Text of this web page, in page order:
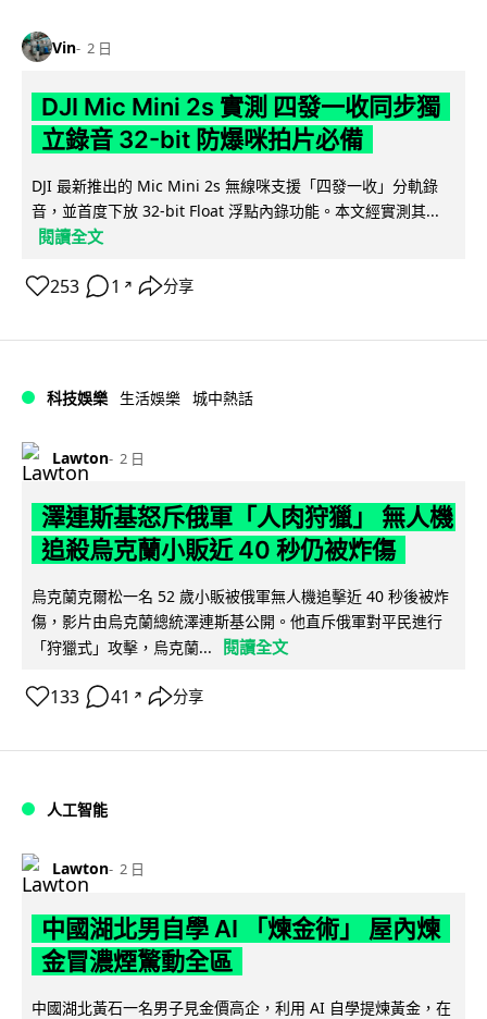
Vin 2 日
DJI Mic Mini 2s 實測 四發一收同步獨
立錄音 32-bit 防爆咪拍片必備
DJI 最新推出的 Mic Mini 2s 無線咪支援「四發一收」分軌錄
音，並首度下放 32-bit Float 浮點內錄功能。本文經實測其...
閱讀全文
253 1 ↗ 分享
科技娛樂 生活娛樂 城中熱話
Lawton 2 日
澤連斯基怒斥俄軍「人肉狩獵」 無人機
追殺烏克蘭小販近 40 秒仍被炸傷
烏克蘭克爾松一名 52 歲小販被俄軍無人機追擊近 40 秒後被炸
傷，影片由烏克蘭總統澤連斯基公開。他直斥俄軍對平民進行
「狩獵式」攻擊，烏克蘭...
閱讀全文
133 41 ↗ 分享
人工智能
Lawton 2 日
中國湖北男自學 AI 「煉金術」 屋內煉
金冒濃煙驚動全區
中國湖北黃石一名男子見金價高企，利用 AI 自學提煉黃金，在